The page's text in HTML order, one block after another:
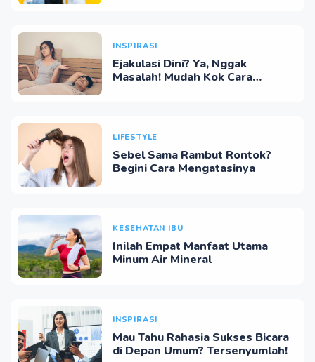
INSPIRASI
Ejakulasi Dini? Ya, Nggak
Masalah! Mudah Kok Cara
LIFESTYLE
Sebel Sama Rambut Rontok?
Begini Cara Mengatasinya
KESEHATAN IBU
Inilah Empat Manfaat Utama
Minum Air Mineral
INSPIRASI
Mau Tahu Rahasia Sukses Bicara
di Depan Umum? Tersenyumlah!